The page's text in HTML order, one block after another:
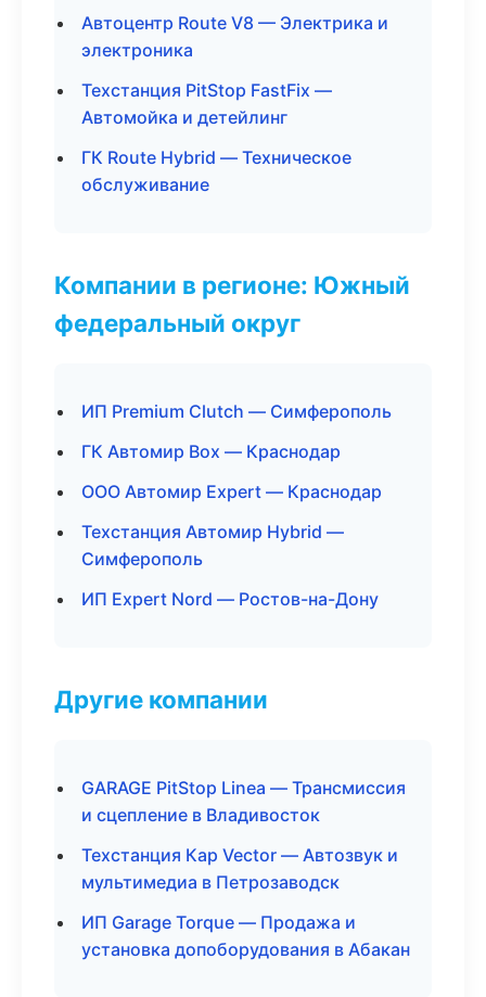
Автоцентр Route V8 — Электрика и
электроника
Техстанция PitStop FastFix —
Автомойка и детейлинг
ГК Route Hybrid — Техническое
обслуживание
Компании в регионе: Южный
федеральный округ
ИП Premium Clutch — Симферополь
ГК Автомир Box — Краснодар
ООО Автомир Expert — Краснодар
Техстанция Автомир Hybrid —
Симферополь
ИП Expert Nord — Ростов-на-Дону
Другие компании
GARAGE PitStop Linea — Трансмиссия
и сцепление в Владивосток
Техстанция Кар Vector — Автозвук и
мультимедиа в Петрозаводск
ИП Garage Torque — Продажа и
установка допоборудования в Абакан